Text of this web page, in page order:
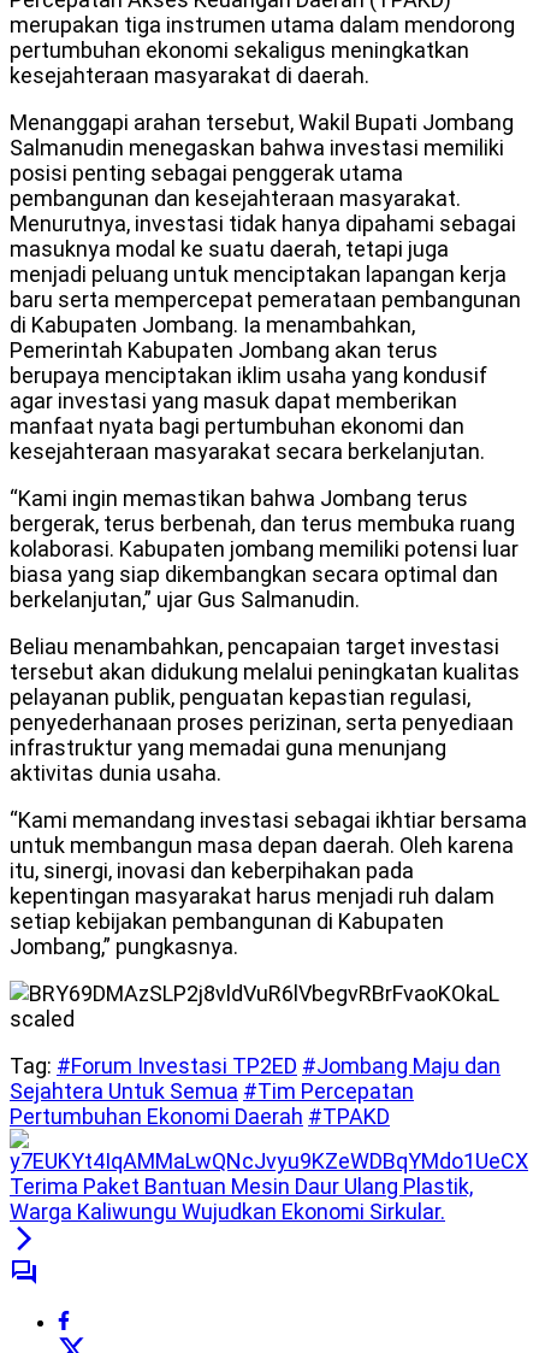
merupakan tiga instrumen utama dalam mendorong
pertumbuhan ekonomi sekaligus meningkatkan
kesejahteraan masyarakat di daerah.
Menanggapi arahan tersebut, Wakil Bupati Jombang
Salmanudin menegaskan bahwa investasi memiliki
posisi penting sebagai penggerak utama
pembangunan dan kesejahteraan masyarakat.
Menurutnya, investasi tidak hanya dipahami sebagai
masuknya modal ke suatu daerah, tetapi juga
menjadi peluang untuk menciptakan lapangan kerja
baru serta mempercepat pemerataan pembangunan
di Kabupaten Jombang. Ia menambahkan,
Pemerintah Kabupaten Jombang akan terus
berupaya menciptakan iklim usaha yang kondusif
agar investasi yang masuk dapat memberikan
manfaat nyata bagi pertumbuhan ekonomi dan
kesejahteraan masyarakat secara berkelanjutan.
“Kami ingin memastikan bahwa Jombang terus
bergerak, terus berbenah, dan terus membuka ruang
kolaborasi. Kabupaten jombang memiliki potensi luar
biasa yang siap dikembangkan secara optimal dan
berkelanjutan,” ujar Gus Salmanudin.
Beliau menambahkan, pencapaian target investasi
tersebut akan didukung melalui peningkatan kualitas
pelayanan publik, penguatan kepastian regulasi,
penyederhanaan proses perizinan, serta penyediaan
infrastruktur yang memadai guna menunjang
aktivitas dunia usaha.
“Kami memandang investasi sebagai ikhtiar bersama
untuk membangun masa depan daerah. Oleh karena
itu, sinergi, inovasi dan keberpihakan pada
kepentingan masyarakat harus menjadi ruh dalam
setiap kebijakan pembangunan di Kabupaten
Jombang,” pungkasnya.
Tag: #Forum Investasi TP2ED #Jombang Maju dan
Sejahtera Untuk Semua #Tim Percepatan
Pertumbuhan Ekonomi Daerah #TPAKD
Terima Paket Bantuan Mesin Daur Ulang Plastik,
Warga Kaliwungu Wujudkan Ekonomi Sirkular.